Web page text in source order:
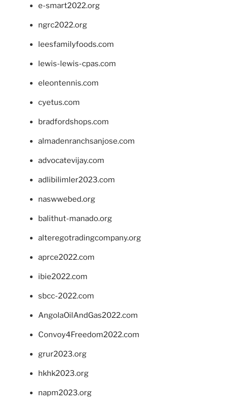
e-smart2022.org
ngrc2022.org
leesfamilyfoods.com
lewis-lewis-cpas.com
eleontennis.com
cyetus.com
bradfordshops.com
almadenranchsanjose.com
advocatevijay.com
adlibilimler2023.com
naswwebed.org
balithut-manado.org
alteregotradingcompany.org
aprce2022.com
ibie2022.com
sbcc-2022.com
AngolaOilAndGas2022.com
Convoy4Freedom2022.com
grur2023.org
hkhk2023.org
napm2023.org